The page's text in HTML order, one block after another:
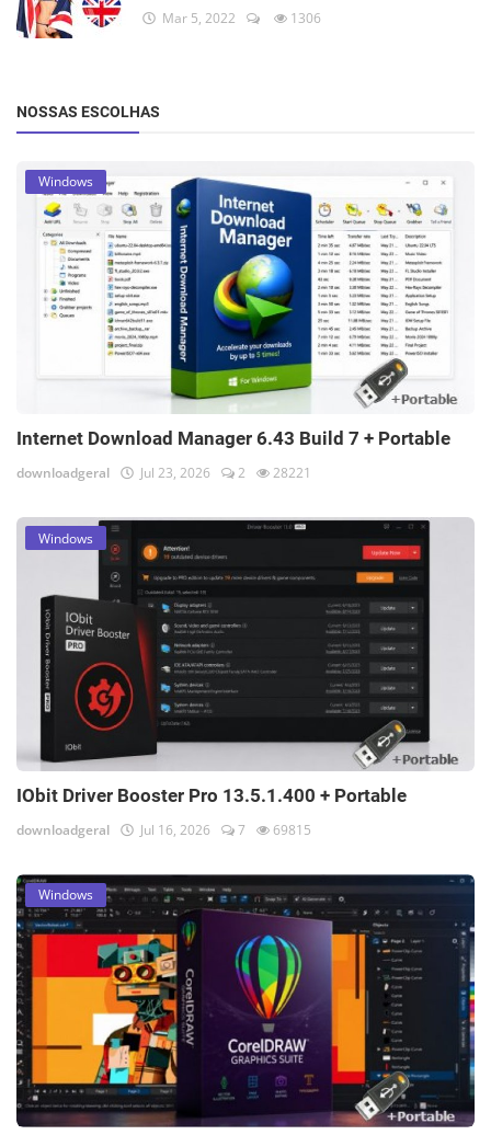
Mar 5, 2022 1306
NOSSAS ESCOLHAS
Windows
Internet Download Manager 6.43 Build 7 + Portable
downloadgeral Jul 23, 2026 2 28221
Windows
IObit Driver Booster Pro 13.5.1.400 + Portable
downloadgeral Jul 16, 2026 7 69815
Windows